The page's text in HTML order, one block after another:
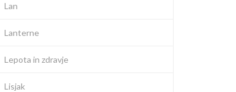
Lan
Lanterne
Lepota in zdravje
Lisjak